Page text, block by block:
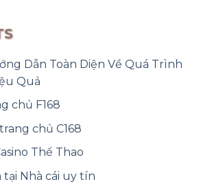
Dẫn Toàn Diện Về Quá Trình
Quả
chủ F168
chủ C168
Thể Thao
tại Nhà cái uy tín